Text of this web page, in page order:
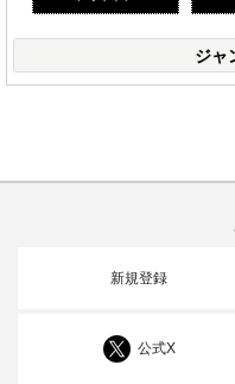
ジャ
新規登録
公式X